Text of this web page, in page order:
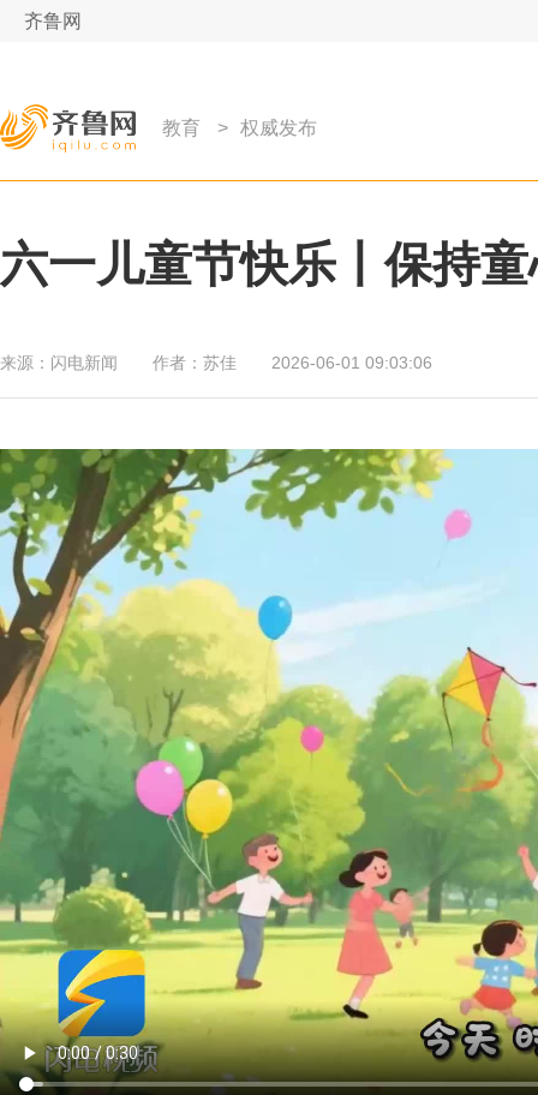
齐鲁网
教育 > 权威发布
六一儿童节快乐丨保持
来源： 闪电新闻 作者： 苏佳 2026-06-01 09:03:06